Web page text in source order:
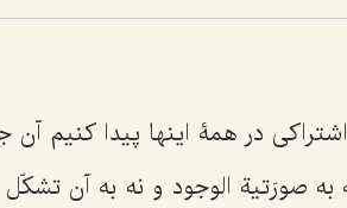
در همۀ اینها پیدا کنیم
به صورَتیة الوجود و نه به آن تشکّل